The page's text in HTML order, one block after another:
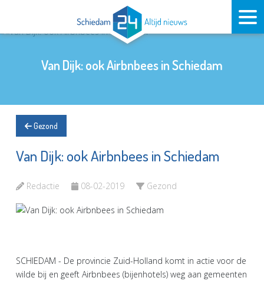
Van Dijk: ook Airbnbees in Schiedam
Gezond
Van Dijk: ook Airbnbees in Schiedam
Redactie 08-02-2019 Gezond
SCHIEDAM - De provincie Zuid-Holland komt in actie voor de
wilde bij en geeft Airbnbees (bijenhotels) weg aan gemeenten